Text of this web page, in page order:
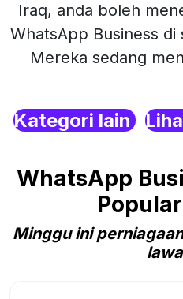
Iraq, anda boleh
WhatsApp Business
Mereka sedang
Kategori lain
WhatsApp
Minggu ini